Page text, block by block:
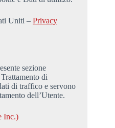
Uniti – Privacy
sezione
di
di traffico e servono
dell’Utente.
Inc.)